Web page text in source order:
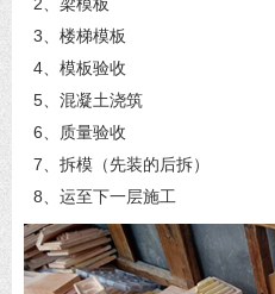
3、楼梯模板
4、模板验收
5、混凝土浇筑
6、质量验收
7、拆模（先装的后拆）
8、运至下一层施工